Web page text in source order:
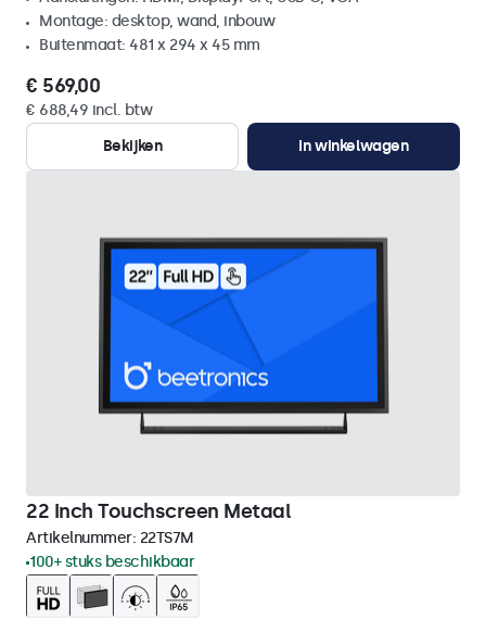
Montage: desktop, wand, inbouw
Buitenmaat: 481 x 294 x 45 mm
€ 569,00
€ 688,49 incl. btw
Bekijken
In winkelwagen
22 Inch Touchscreen Metaal
Artikelnummer: 22TS7M
100+ stuks beschikbaar